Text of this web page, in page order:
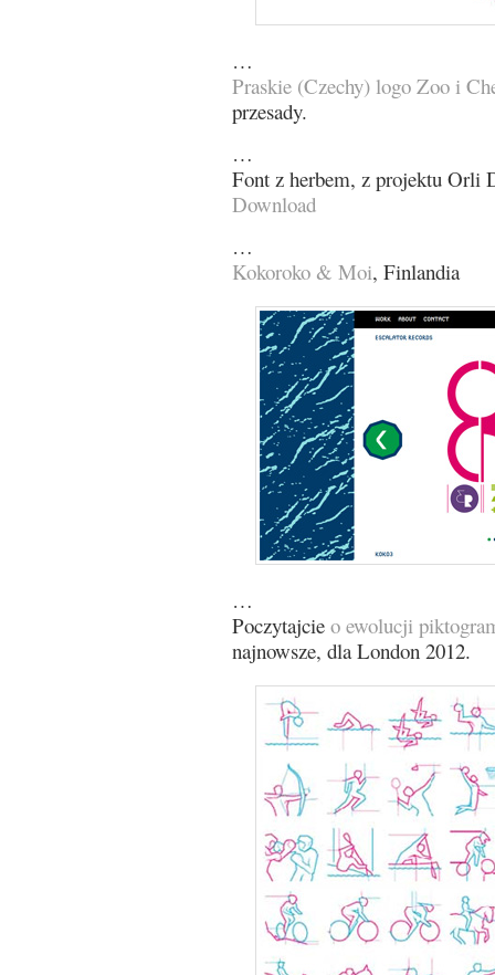
…
Praskie (Czechy) logo Zoo i
przesady.
…
Font z herbem, z projektu Orli
Download
…
Kokoroko & Moi, Finlandia
…
Poczytajcie o ewolucji
najnowsze, dla London 2012.